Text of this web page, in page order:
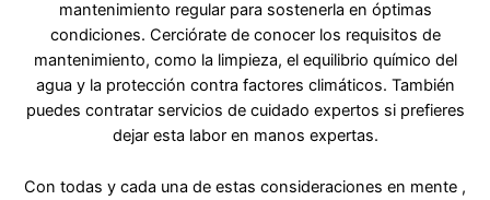
mantenimiento regular para sostenerla en óptimas
condiciones. Cerciórate de conocer los requisitos de
mantenimiento, como la limpieza, el equilibrio químico del
agua y la protección contra factores climáticos. También
puedes contratar servicios de cuidado expertos si prefieres
dejar esta labor en manos expertas.
Con todas y cada una de estas consideraciones en mente ,